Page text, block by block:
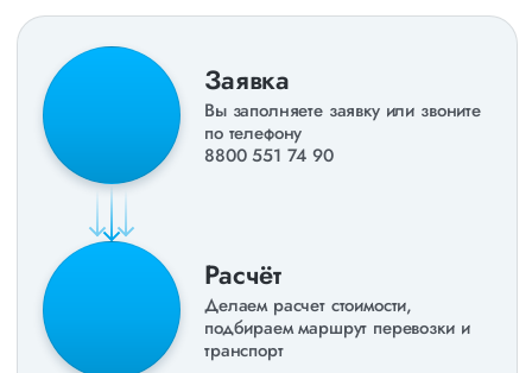
Заявка
Вы заполняете заявку или звоните
по телефону
8800 551 74 90
Расчёт
Делаем расчет стоимости,
подбираем маршрут перевозки и
транспорт